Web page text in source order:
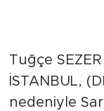
Tuğçe
İSTANBUL,
nedeniyle